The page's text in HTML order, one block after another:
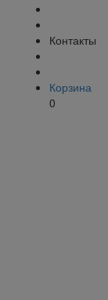
Контакты
Корзина
0